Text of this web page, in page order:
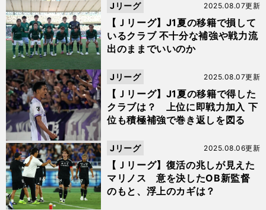
【Ｊリーグ】J1夏の移籍で損して
いるクラブ 不十分な補強や戦力流
出のままでいいのか
2025.08.07更新
Jリーグ
【Ｊリーグ】J1夏の移籍で得した
クラブは？ 上位に即戦力加入 下
位も積極補強で巻き返しを図る
2025.08.07更新
Jリーグ
【Ｊリーグ】復活の兆しが見えた
マリノス 意を決したOB新監督
のもと、浮上のカギは？
2025.08.06更新
Jリーグ